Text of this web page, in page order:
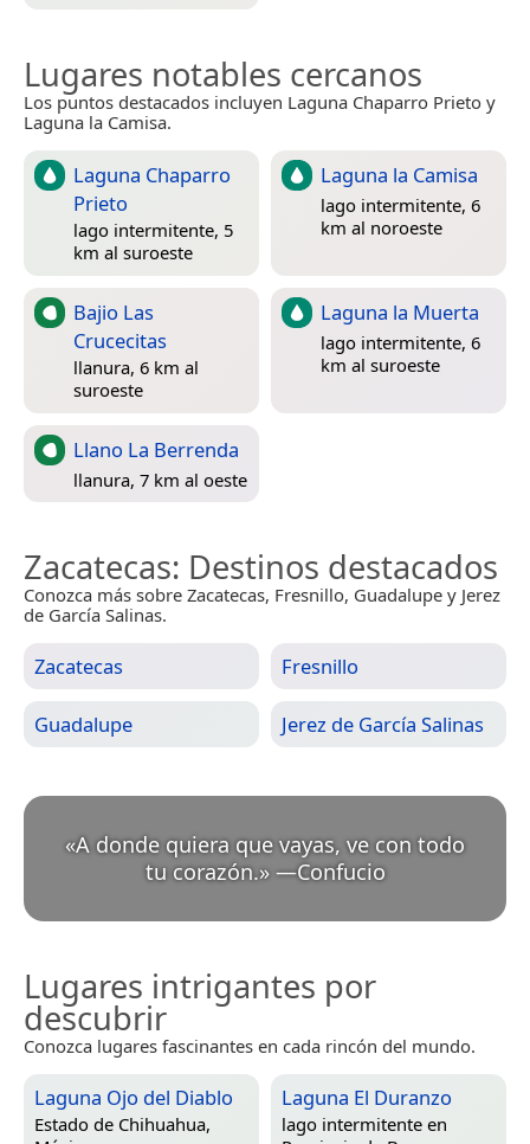
Lugares notables cercanos
Los puntos destacados incluyen Laguna Chaparro Prieto y
Laguna la Camisa.
Laguna Chaparro
Prieto
lago intermitente, 5
km al suroeste
Laguna la Camisa
lago intermitente, 6
km al noroeste
Bajio Las
Crucecitas
llanura, 6 km al
suroeste
Laguna la Muerta
lago intermitente, 6
km al suroeste
Llano La Berrenda
llanura, 7 km al oeste
Zacatecas: Destinos destacados
Conozca más sobre Zacatecas, Fresnillo, Guadalupe y Jerez
de García Salinas.
Zacatecas Fresnillo
Guadalupe Jerez de García Salinas
«A donde quiera que vayas, ve con todo
tu corazón.» —Confucio
Lugares intrigantes por
descubrir
Conozca lugares fascinantes en cada rincón del mundo.
Laguna Ojo del Diablo
Estado de Chihuahua,
Laguna El Duranzo
lago intermitente en